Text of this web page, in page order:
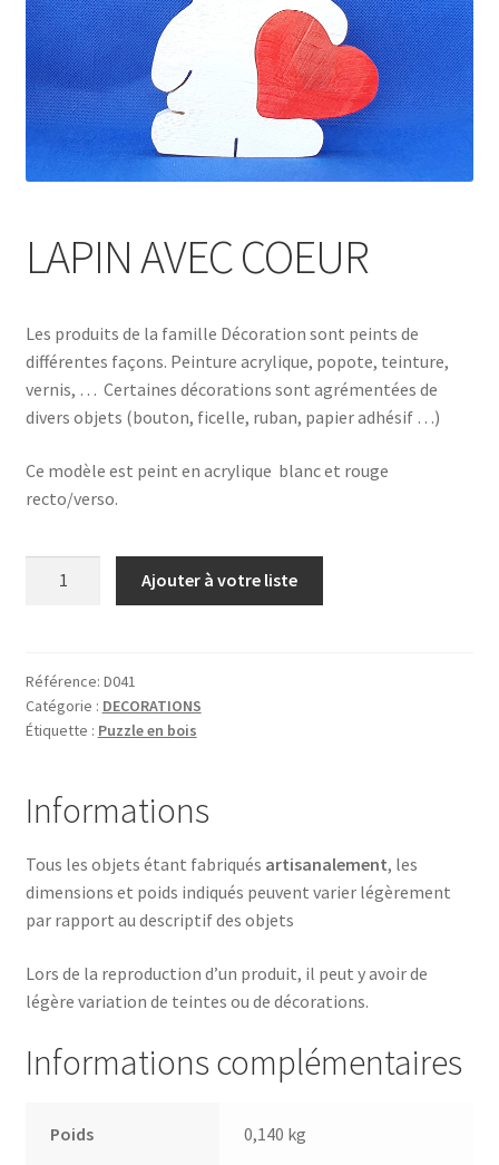
LAPIN AVEC COEUR
Les produits de la famille Décoration sont peints de
différentes façons. Peinture acrylique, popote, teinture,
vernis, … Certaines décorations sont agrémentées de
divers objets (bouton, ficelle, ruban, papier adhésif …)
Ce modèle est peint en acrylique blanc et rouge
recto/verso.
COEUR
Ajouter à votre liste
Référence: D041
Catégorie : DECORATIONS
Étiquette : Puzzle en bois
Informations
Tous les objets étant fabriqués artisanalement, les
dimensions et poids indiqués peuvent varier légèrement
par rapport au descriptif des objets
Lors de la reproduction d’un produit, il peut y avoir de
légère variation de teintes ou de décorations.
Informations complémentaires
Poids 0,140 kg